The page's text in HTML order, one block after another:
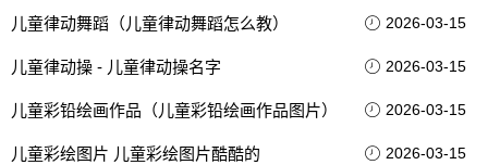
儿童律动舞蹈（儿童律动舞蹈怎么教） 2026-03-15
儿童律动操 - 儿童律动操名字 2026-03-15
儿童彩铅绘画作品（儿童彩铅绘画作品图片） 2026-03-15
儿童彩绘图片 儿童彩绘图片酷酷的 2026-03-15